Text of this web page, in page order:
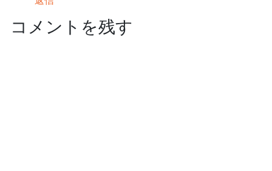
コメントを残す